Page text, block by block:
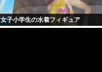
女子小学生の水着フィギュア